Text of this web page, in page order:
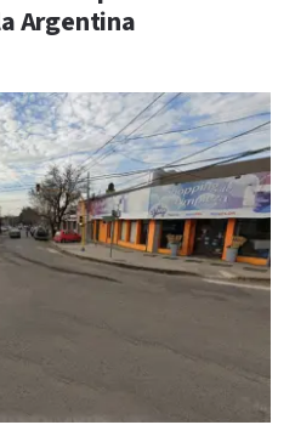
Argentina